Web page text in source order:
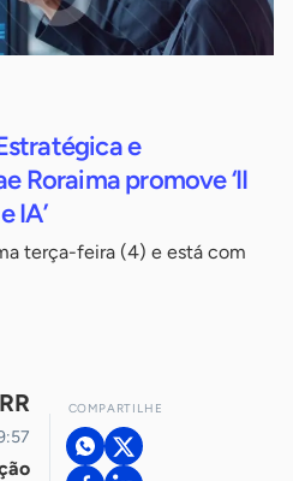
e
Roraima promove ‘II
IA’
terça-feira (4) e está com
COMPARTILHE